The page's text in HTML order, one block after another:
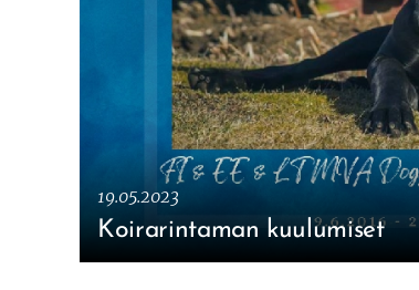
19.05.2023
Koirarintaman kuulumiset